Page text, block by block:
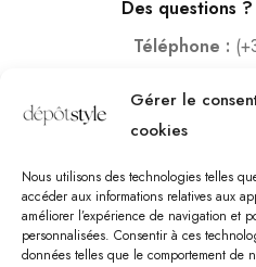
Gérer le
cookies
Nous utilisons des technologies telles
accéder aux informations relatives aux
améliorer l’expérience de navigation et
personnalisées. Consentir à ces
données telles que le comportement de
Des questions
Téléphone :
Adresse : Rue des
Lundi – Samedi :
Vendredi :10:00-
Dimanche :